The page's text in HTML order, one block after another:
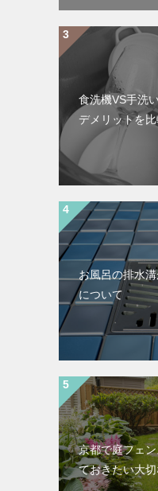
食洗機VS手洗
デメリットを比
お風呂の排水
について
京都で庭フェ
ておきたい大